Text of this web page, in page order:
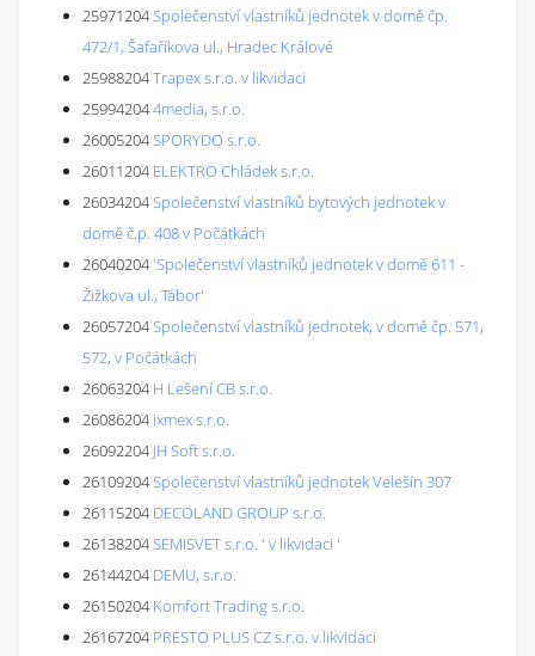
25971204Společenství vlastníků jednotek v domě čp.
472/1, Šafaříkova ul., Hradec Králové
25988204Trapex s.r.o. v likvidaci
259942044media, s.r.o.
26005204SPORYDO s.r.o.
26011204 ELEKTRO Chládek s.r.o.
26034204Společenství vlastníků bytových jednotek v
domě č.p. 408 v Počátkách
26040204'Společenství vlastníků jednotek v domě 611 -
Žižkova ul., Tábor'
26057204Společenství vlastníků jednotek, v domě čp. 571,
572, v Počátkách
26063204 H Lešení CB s.r.o.
26086204 ixmex s.r.o.
26092204 JH Soft s.r.o.
26109204Společenství vlastníků jednotek Velešín 307
26115204 DECOLAND GROUP s.r.o.
26138204SEMISVET s.r.o. ' v likvidaci '
26144204 DEMU, s.r.o.
26150204 Komfort Trading s.r.o.
26167204 PRESTO PLUS CZ s.r.o. v likvidaci